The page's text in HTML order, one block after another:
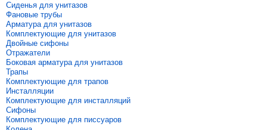
Сиденья для унитазов
Фановые трубы
Арматура для унитазов
Комплектующие для унитазов
Двойные сифоны
Отражатели
Боковая арматура для унитазов
Трапы
Комплектующие для трапов
Инсталляции
Комплектующие для инсталляций
Сифоны
Комплектующие для писсуаров